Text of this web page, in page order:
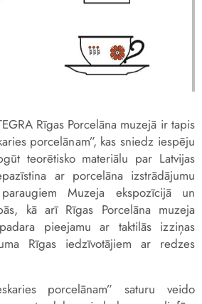
Rīgas Porcelāna muzejā ir tapis
porcelānam”, kas sniedz iespēju
teorētisko materiālu par Latvijas
ar porcelāna izstrādājumu
Muzeja ekspozīcijā un
kā arī Rīgas Porcelāna muzeja
pieejamu ar taktilās izziņas
Rīgas iedzīvotājiem ar redzes
porcelānam” saturu veido